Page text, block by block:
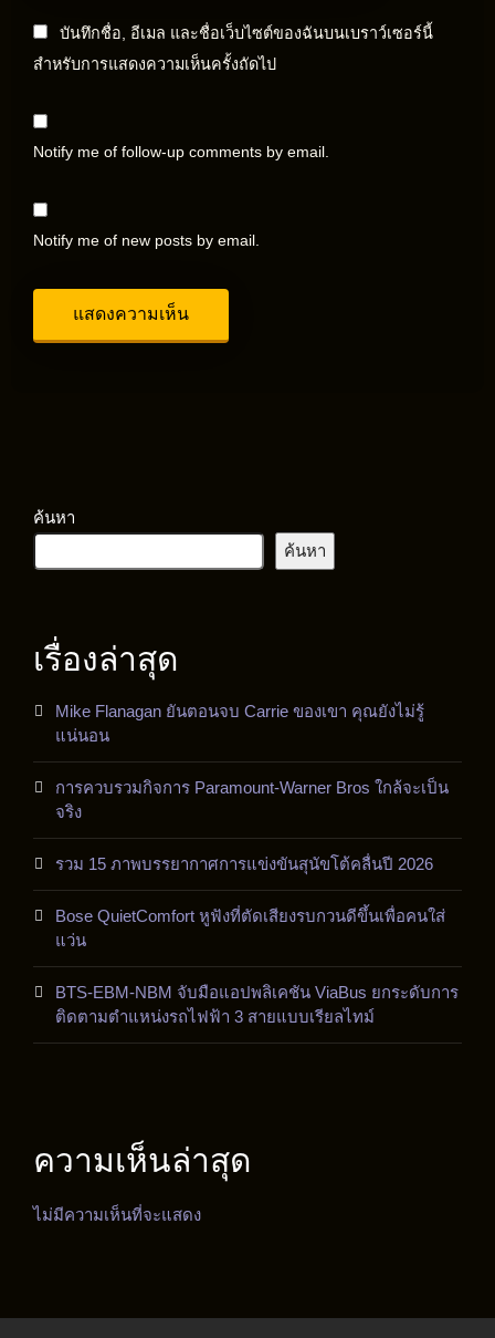
บันทึกชื่อ, อีเมล และชื่อเว็บไซต์ของฉันบนเบราว์เซอร์นี้
สำหรับการแสดงความเห็นครั้งถัดไป
Notify me of follow-up comments by email.
Notify me of new posts by email.
ค้นหา
ค้นหา
เรื่องล่าสุด
Mike Flanagan ยันตอนจบ Carrie ของเขา คุณยังไม่รู้
แน่นอน
การควบรวมกิจการ Paramount-Warner Bros ใกล้จะเป็น
จริง
รวม 15 ภาพบรรยากาศการแข่งขันสุนัขโต้คลื่นปี 2026
Bose QuietComfort หูฟังที่ตัดเสียงรบกวนดีขึ้นเพื่อคนใส่
แว่น
BTS-EBM-NBM จับมือแอปพลิเคชัน ViaBus ยกระดับการ
ติดตามตำแหน่งรถไฟฟ้า 3 สายแบบเรียลไทม์
ความเห็นล่าสุด
ไม่มีความเห็นที่จะแสดง